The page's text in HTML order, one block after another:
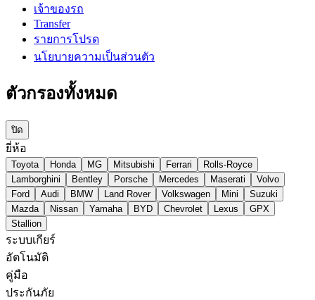
เจ้าของรถ
Transfer
รายการโปรด
นโยบายความเป็นส่วนตัว
ตัวกรองทั้งหมด
ปิด
ยี่ห้อ
Toyota Honda MG Mitsubishi Ferrari
Rolls-Royce
Lamborghini
Bentley Porsche Mercedes Maserati
Volvo
Ford
Audi BMW Land Rover Volkswagen Mini
Suzuki
Mazda
Nissan Yamaha BYD Chevrolet Lexus
GPX
Stallion
ระบบเกียร์
อัตโนมัติ
คู่มือ
ประกันภัย